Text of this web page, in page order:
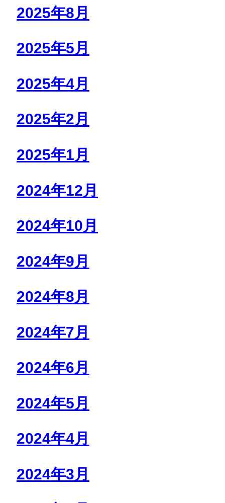
2025年8月
2025年5月
2025年4月
2025年2月
2025年1月
2024年12月
2024年10月
2024年9月
2024年8月
2024年7月
2024年6月
2024年5月
2024年4月
2024年3月